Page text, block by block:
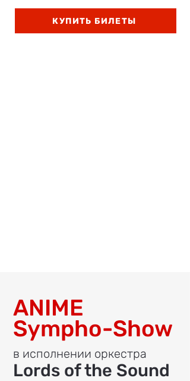
КУПИТЬ БИЛЕТЫ
ANIME
Sympho-Show
в исполнении оркестра
Lords of the Sound